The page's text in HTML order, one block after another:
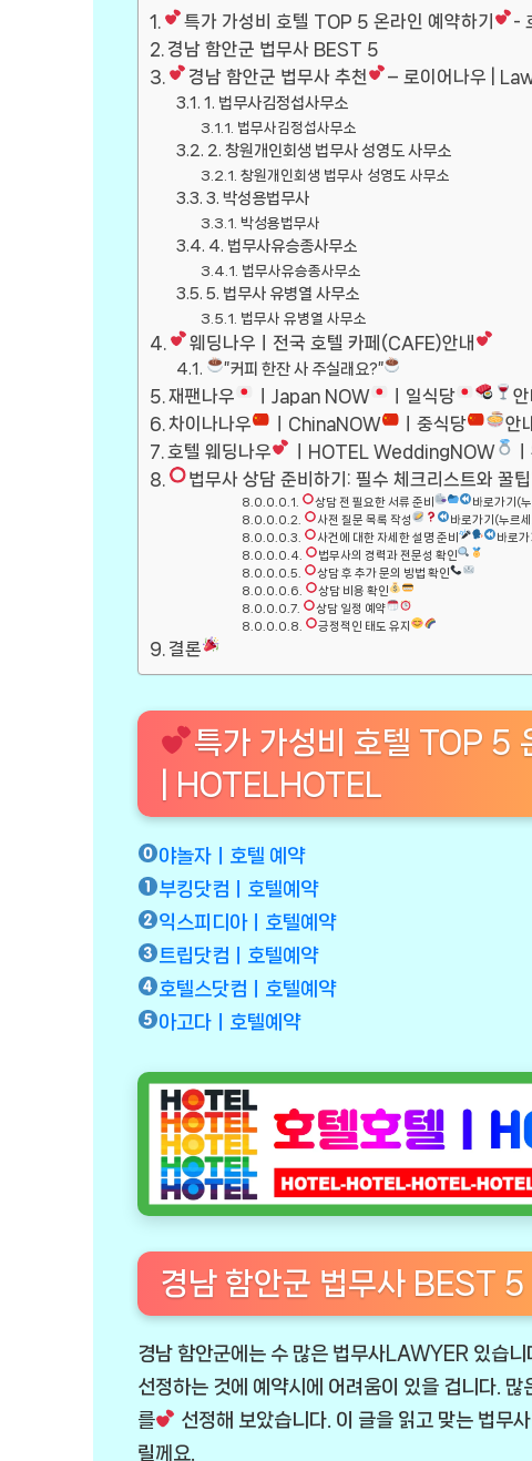
특가 가성비 호텔 TOP 5 온라인 예약하기
-
경남 함안군 법무사 BEST 5
경남 함안군 법무사 추천
– 로이어나우 |
1. 법무사김정섭사무소
법무사김정섭사무소
2. 창원개인회생 법무사 성영도 사무소
창원개인회생 법무사 성영도 사무소
3. 박성용법무사
박성용법무사
4. 법무사유승종사무소
법무사유승종사무소
5. 법무사 유병열 사무소
법무사 유병열 사무소
웨딩나우ㅣ전국 호텔 카페(CAFE)안내
”커피 한잔 사 주실래요?”
재팬나우 ㅣJapan NOW ㅣ일식당
안
차이나나우
ㅣChinaNOW ㅣ중식당
안
호텔 웨딩나우
ㅣHOTEL WeddingNOW
법무사 상담 준비하기: 필수 체크리스트와 꿀팁
상담 전 필요한 서류 준비
바로가기(
사전 질문 목록 작성
바로가기(누르
사건에 대한 자세한 설명 준비
바로
법무사의 경력과 전문성 확인
상담 후 추가 문의 방법 확인
상담 비용 확인
상담 일정 예약
긍정적인 태도 유지
결론
특가 가성비 호텔 TOP 5
| HOTELHOTEL
야놀자ㅣ호텔 예약
부킹닷컴ㅣ호텔예약
익스피디아ㅣ호텔예약
트립닷컴ㅣ호텔예약
호텔스닷컴ㅣ호텔예약
아고다ㅣ호텔예약
경남 함안군 법무사 BEST 5
경남 함안군에는 수 많은 법무사LAWYER 있습
선정하는 것에 예약시에 어려움이 있을 겁니다.
를
선정해 보았습니다. 이 글을 읽고 맞는 법무
릴께요.